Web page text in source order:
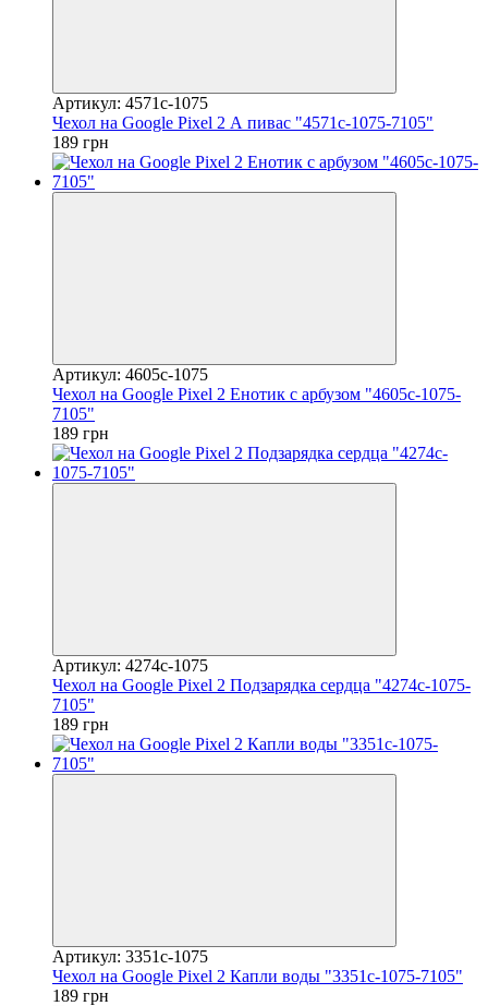
Артикул: 4571c-1075
Чехол на Google Pixel 2 А пивас "4571c-1075-7105"
189 грн
Артикул: 4605c-1075
Чехол на Google Pixel 2 Енотик с арбузом "4605c-1075-
7105"
189 грн
Артикул: 4274c-1075
Чехол на Google Pixel 2 Подзарядка сердца "4274c-1075-
7105"
189 грн
Артикул: 3351c-1075
Чехол на Google Pixel 2 Капли воды "3351c-1075-7105"
189 грн